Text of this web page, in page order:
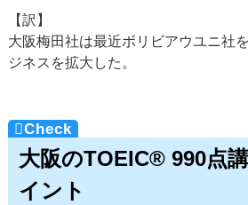
【訳】
大阪梅田社は最近ボリビアウユニ社
ジネスを拡大した。
大阪のTOEIC® 990点
イント